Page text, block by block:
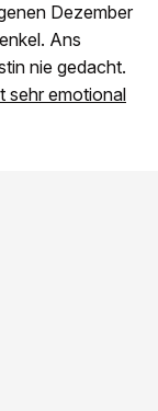
Dezember
Ans
nie gedacht.
sehr emotional